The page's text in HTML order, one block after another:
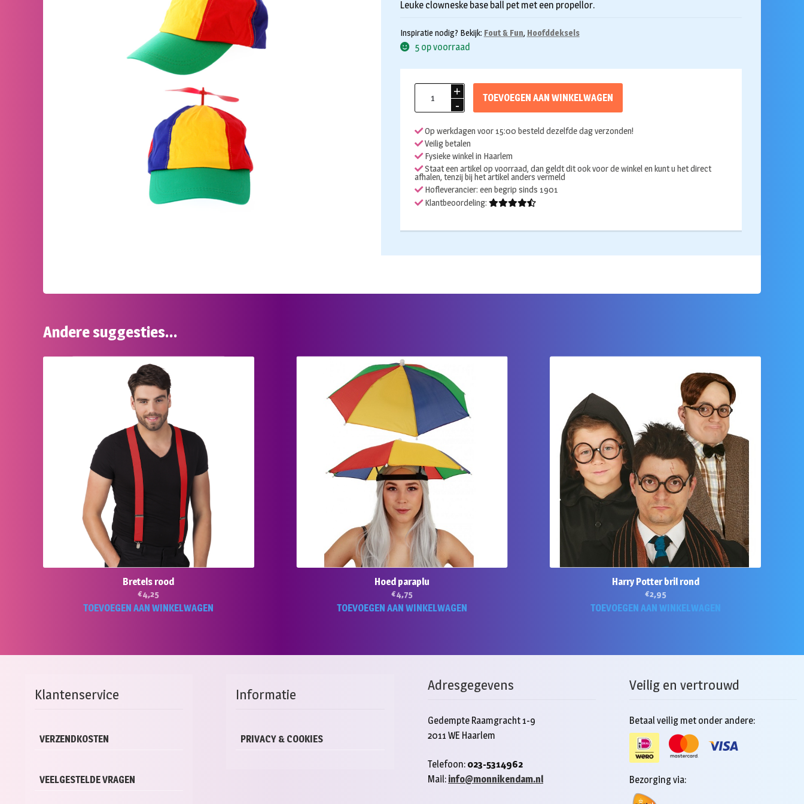
Leuke clowneske base ball pet met een propellor.
Inspiratie nodig? Bekijk: Fout & Fun, Hoofddeksels
5 op voorraad
aantal
TOEVOEGEN AAN WINKELWAGEN
Op werkdagen voor 15:00 besteld dezelfde dag verzonden!
Veilig betalen
Fysieke winkel in Haarlem
Staat een artikel op voorraad, dan geldt dit ook voor de winkel en kunt u het direct
afhalen, tenzij bij het artikel anders vermeld
Hofleverancier: een begrip sinds 1901
Klantbeoordeling:
Andere suggesties…
Bretels rood
€4,25
TOEVOEGEN AAN WINKELWAGEN
Hoed paraplu
€4,75
TOEVOEGEN AAN WINKELWAGEN
Harry Potter bril rond
€2,95
TOEVOEGEN AAN WINKELWAGEN
Klantenservice
VERZENDKOSTEN
VEELGESTELDE VRAGEN
Informatie
PRIVACY & COOKIES
Adresgegevens
Gedempte Raamgracht 1-9
2011 WE Haarlem
Telefoon: 023-5314962
Mail: info@monnikendam.nl
Veilig en vertrouwd
Betaal veilig met onder andere:
Bezorging via: